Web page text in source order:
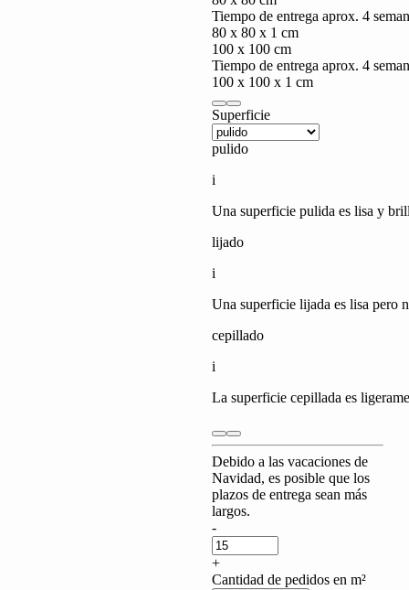
Tiempo de entrega aprox. 4
80 x 80 x 1 cm
100 x 100 cm
Tiempo de entrega aprox. 4
100 x 100 x 1 cm
Superficie
pulido
i
Una superficie pulida es lisa y
lijado
i
Una superficie lijada es lisa pero
cepillado
i
La superficie cepillada es
Debido a las vacaciones de
Navidad, es posible que los
plazos de entrega sean más
largos.
Arabescato
Vagli
quantity
-
+
Cantidad de pedidos en m²